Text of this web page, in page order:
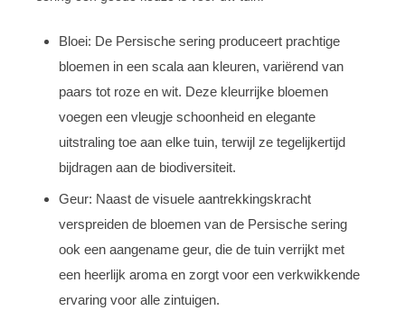
Bloei: De Persische sering produceert prachtige
bloemen in een scala aan kleuren, variërend van
paars tot roze en wit. Deze kleurrijke bloemen
voegen een vleugje schoonheid en elegante
uitstraling toe aan elke tuin, terwijl ze tegelijkertijd
bijdragen aan de biodiversiteit.
Geur: Naast de visuele aantrekkingskracht
verspreiden de bloemen van de Persische sering
ook een aangename geur, die de tuin verrijkt met
een heerlijk aroma en zorgt voor een verkwikkende
ervaring voor alle zintuigen.